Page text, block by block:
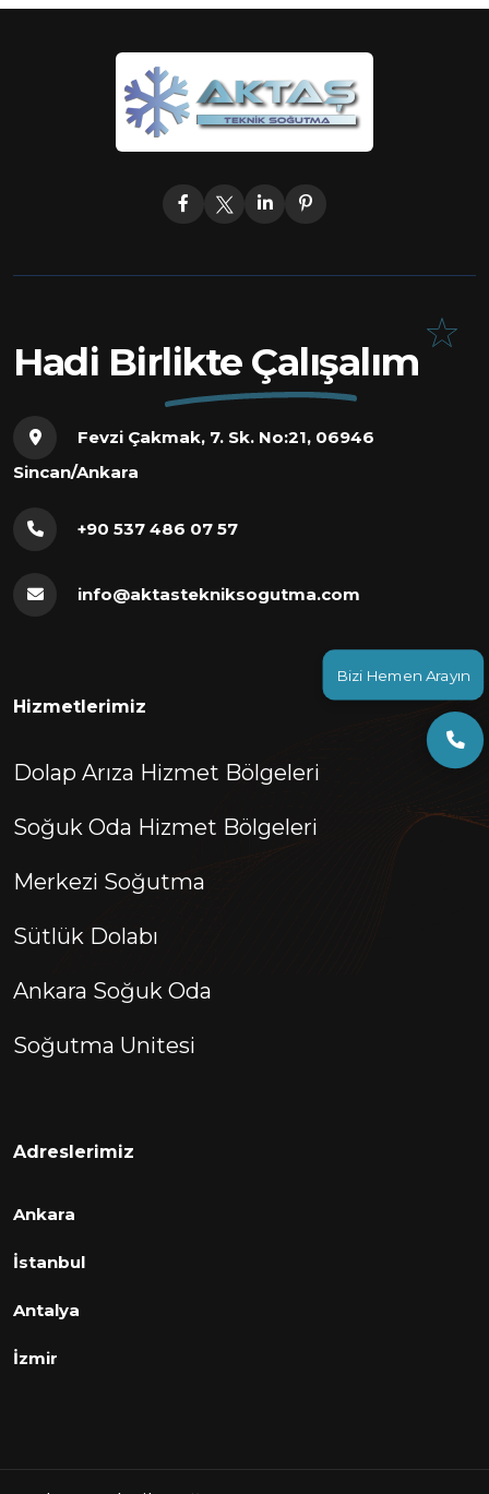
Bizi Hemen Arayın
Hadi Birlikte Çalışalım
Fevzi Çakmak, 7. Sk. No:21, 06946
Sincan/Ankara
+90 537 486 07 57
info@aktastekniksogutma.com
Hizmetlerimiz
Dolap Arıza Hizmet Bölgeleri
Soğuk Oda Hizmet Bölgeleri
Merkezi Soğutma
Sütlük Dolabı
Ankara Soğuk Oda
Soğutma Unitesi
Adreslerimiz
Ankara
İstanbul
Antalya
İzmir